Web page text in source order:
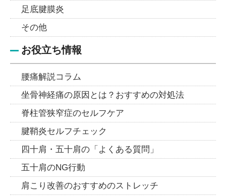
足底腱膜炎
その他
お役立ち情報
腰痛解説コラム
坐骨神経痛の原因とは？おすすめの対処法
脊柱管狭窄症のセルフケア
腱鞘炎セルフチェック
四十肩・五十肩の「よくある質問」
五十肩のNG行動
肩こり改善のおすすめのストレッチ